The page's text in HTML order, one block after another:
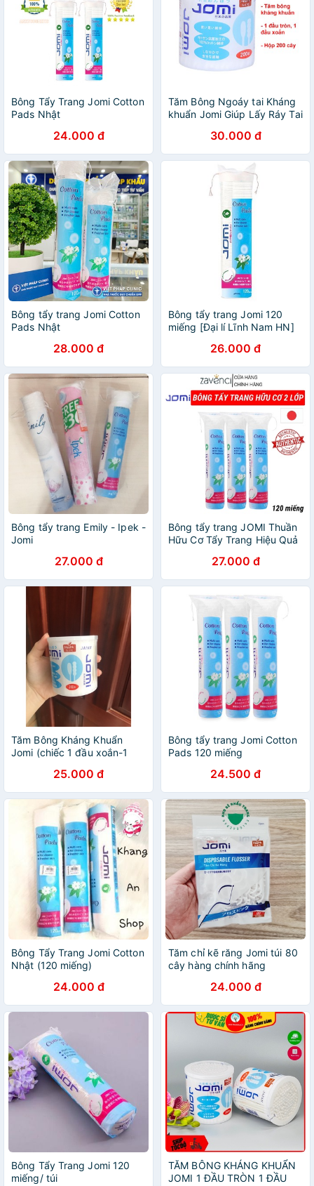
Bông Tẩy Trang Jomi Cotton
Pads Nhật
24.000 đ
Tăm Bông Ngoáy tai Kháng
khuẩn Jomi Giúp Lấy Ráy Tai
30.000 đ
Bông tẩy trang Jomi Cotton
Pads Nhật
28.000 đ
Bông tẩy trang Jomi 120
miếng [Đại lí Lĩnh Nam HN]
26.000 đ
Bông tẩy trang Emily - Ipek -
Jomi
27.000 đ
Bông tẩy trang JOMI Thuần
Hữu Cơ Tẩy Trang Hiệu Quả
27.000 đ
Tăm Bông Kháng Khuẩn
Jomi (chiếc 1 đầu xoắn-1
25.000 đ
Bông tẩy trang Jomi Cotton
Pads 120 miếng
24.500 đ
Bông Tẩy Trang Jomi Cotton
Nhật (120 miếng)
24.000 đ
Tăm chỉ kẽ răng Jomi túi 80
cây hàng chính hãng
24.000 đ
Bông Tẩy Trang Jomi 120
miếng/ túi
TĂM BÔNG KHÁNG KHUẨN
JOMI 1 ĐẦU TRÒN 1 ĐẦU